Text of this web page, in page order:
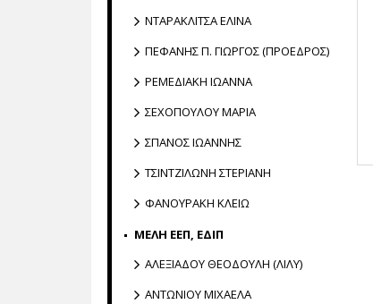
ΝΤΑΡΑΚΛΙΤΣΑ ΕΛΙΝΑ
ΠΕΦΑΝΗΣ Π. ΓΙΩΡΓΟΣ (ΠΡΟΕΔΡΟΣ)
ΡΕΜΕΔΙΑΚΗ ΙΩΑΝΝΑ
ΣΕΧΟΠΟΥΛΟΥ ΜΑΡΙΑ
ΣΠΑΝΟΣ ΙΩΑΝΝΗΣ
ΤΣΙΝΤΖΙΛΩΝΗ ΣΤΕΡΙΑΝΗ
ΦΑΝΟΥΡΑΚΗ ΚΛΕΙΩ
ΜΕΛΗ ΕΕΠ, ΕΔΙΠ
ΑΛΕΞΙΑΔΟΥ ΘΕΟΔΟΥΛΗ (ΛΙΛΥ)
ΑΝΤΩΝΙΟΥ ΜΙΧΑΕΛΑ